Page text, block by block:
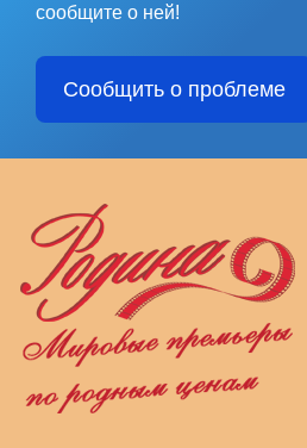
сообщите о ней!
Сообщить о проблеме